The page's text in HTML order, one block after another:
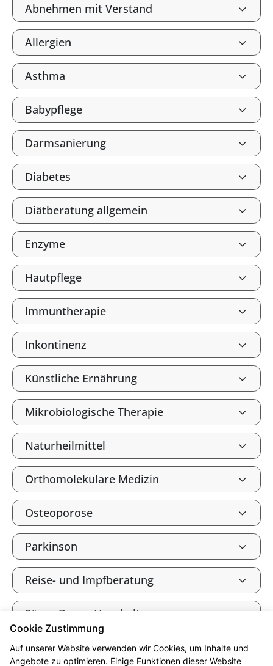
Abnehmen mit Verstand
Allergien
Asthma
Babypflege
Darmsanierung
Diabetes
Diätberatung allgemein
Enzyme
Hautpflege
Immuntherapie
Inkontinenz
Künstliche Ernährung
Mikrobiologische Therapie
Naturheilmittel
Orthomolekulare Medizin
Osteoporose
Parkinson
Reise- und Impfberatung
Säure-Basen-Haushalt
Tee und Heilkräuter
Cookie Zustimmung
Auf unserer Website verwenden wir Cookies, um Inhalte und
Angebote zu optimieren. Einige Funktionen dieser Website